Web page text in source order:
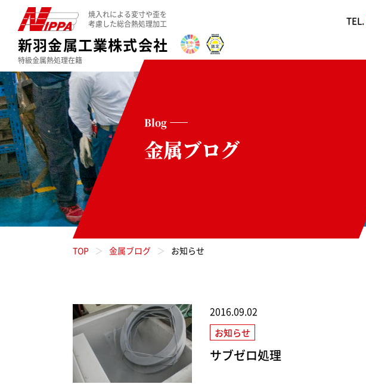
焼入れによる変寸や歪を
考慮した総合熱処理加工
新羽金属工業株式会社
特級金属熱処理在籍
TEL.
Blog
金属ブログ
TOP 金属ブログ お知らせ
2016.09.02
お知らせ
サブゼロ処理